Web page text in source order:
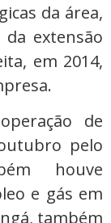
da área,
extensão
em 2014,
de
pelo
houve
e gás em
também